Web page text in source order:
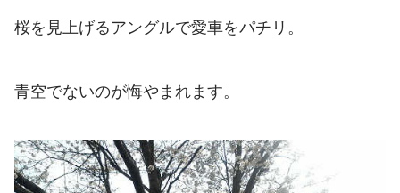
桜を見上げるアングルで愛車をパチリ。
青空でないのが悔やまれます。